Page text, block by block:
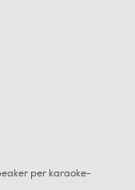
per karaoke-